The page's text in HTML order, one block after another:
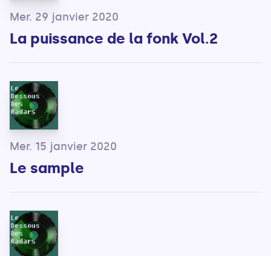
Mer. 29 janvier 2020
La puissance de la fonk Vol.2
Mer. 15 janvier 2020
Le sample